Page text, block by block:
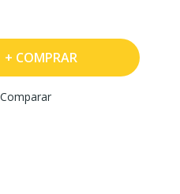
COMPRAR
Comparar